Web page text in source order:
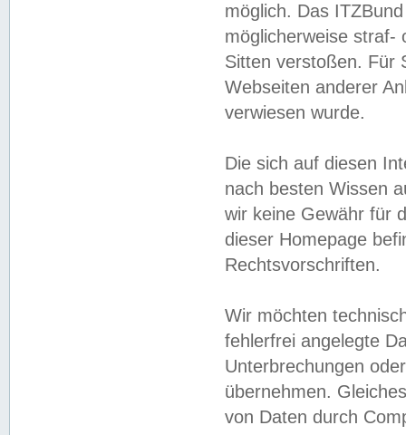
möglich. Das
möglicherweise straf-
Sitten verstoßen. Für
Webseiten anderer
verwiesen wurde.
Die sich auf diesen
nach besten Wissen
wir keine Gewähr für
dieser Homepage
Rechtsvorschriften.
Wir möchten
fehlerfrei angelegte
Unterbrechungen
übernehmen.
von Daten durch